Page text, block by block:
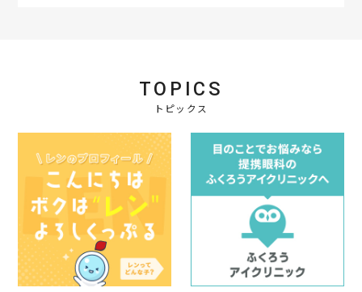
TOPICS
トピックス